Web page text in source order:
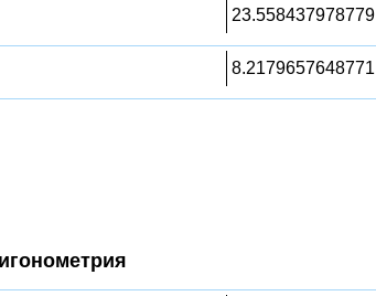
23.558437978779
8.2179657648771